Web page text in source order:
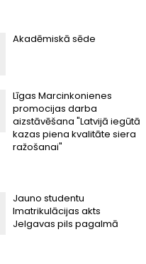
Akadēmiskā sēde
Līgas Marcinkonienes
promocijas darba
aizstāvēšana "Latvijā iegūtā
kazas piena kvalitāte siera
ražošanai"
Jauno studentu
Imatrikulācijas akts
Jelgavas pils pagalmā